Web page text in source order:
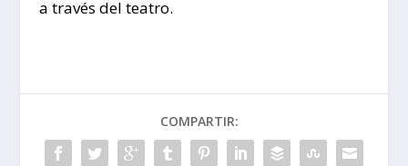
a través del teatro.
COMPARTIR: